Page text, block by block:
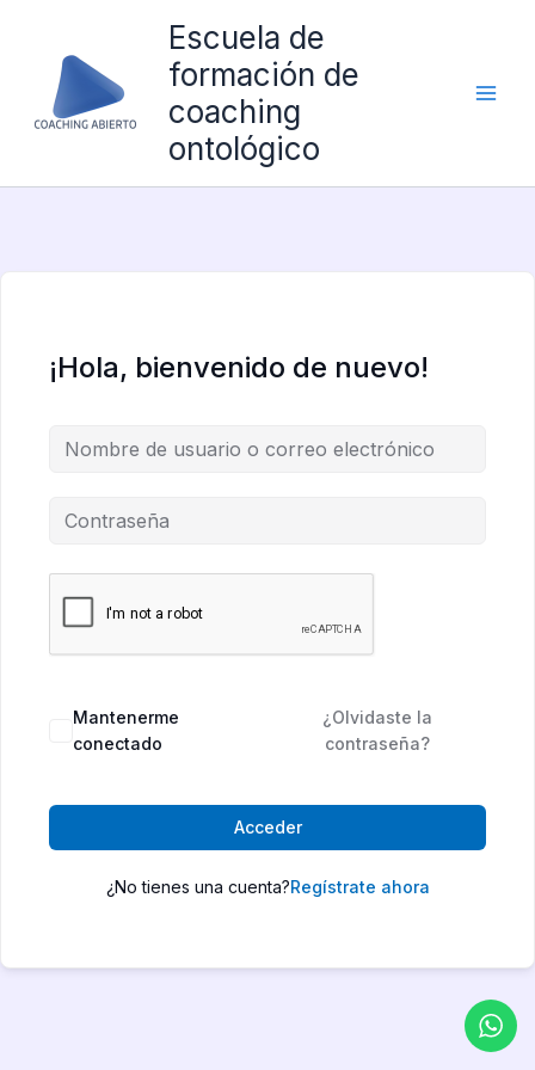
contenido
Escuela de
formación de
coaching
ontológico
¡Hola, bienvenido de nuevo!
Mantenerme
conectado
¿Olvidaste la
contraseña?
Acceder
¿No tienes una cuenta?Regístrate ahora